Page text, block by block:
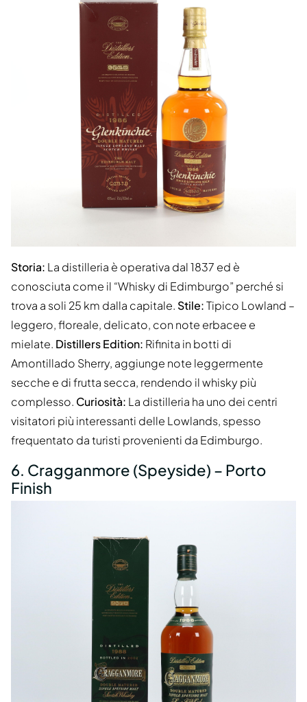
Storia: La distilleria è operativa dal 1837 ed è
conosciuta come il “Whisky di Edimburgo” perché si
trova a soli 25 km dalla capitale. Stile:Tipico Lowland –
leggero, floreale, delicato, con note erbacee e
mielate. Distillers Edition: Rifinita in botti di
Amontillado Sherry, aggiunge note leggermente
secche e di frutta secca, rendendo il whisky più
complesso. Curiosità: La distilleria ha uno dei centri
visitatori più interessanti delle Lowlands, spesso
frequentato da turisti provenienti da Edimburgo.
6. Cragganmore (Speyside) – Porto
Finish